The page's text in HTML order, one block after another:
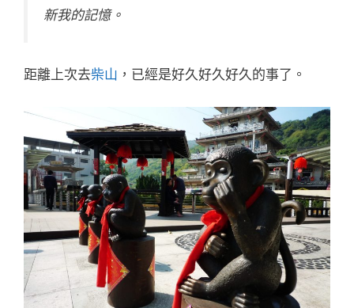
新我的記憶。
距離上次去柴山 ，已經是好久好久好久的事了。